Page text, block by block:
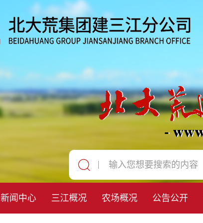
新闻中心 三江概况 农场概况 公告公开